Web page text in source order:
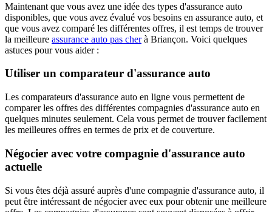
Maintenant que vous avez une idée des types d'assurance auto
disponibles, que vous avez évalué vos besoins en assurance auto, et
que vous avez comparé les différentes offres, il est temps de trouver
la meilleure assurance auto pas cherà Briançon. Voici quelques
astuces pour vous aider :
Utiliser un comparateur d'assurance auto
Les comparateurs d'assurance auto en ligne vous permettent de
comparer les offres des différentes compagnies d'assurance auto en
quelques minutes seulement. Cela vous permet de trouver facilement
les meilleures offres en termes de prix et de couverture.
Négocier avec votre compagnie d'assurance auto
actuelle
Si vous êtes déjà assuré auprès d'une compagnie d'assurance auto, il
peut être intéressant de négocier avec eux pour obtenir une meilleure